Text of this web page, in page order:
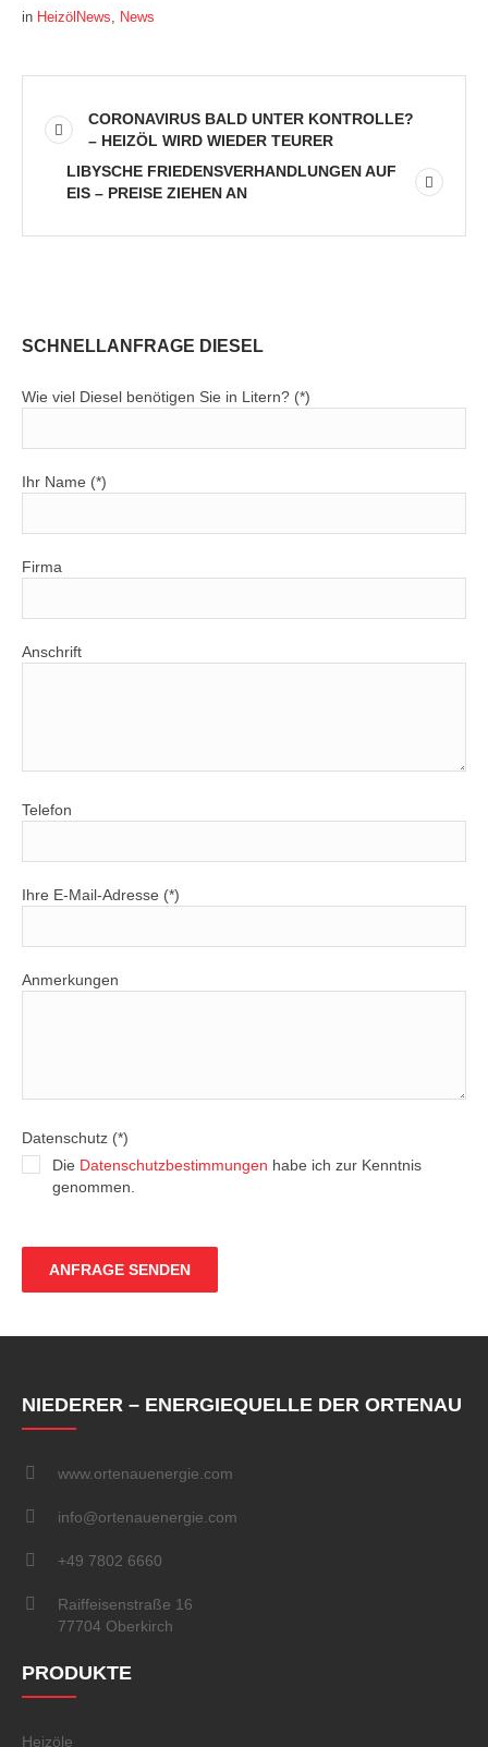
in HeizölNews, News
CORONAVIRUS BALD UNTER KONTROLLE?
– HEIZÖL WIRD WIEDER TEURER
LIBYSCHE FRIEDENSVERHANDLUNGEN AUF
EIS – PREISE ZIEHEN AN
SCHNELLANFRAGE DIESEL
Wie viel Diesel benötigen Sie in Litern? (*)
Ihr Name (*)
Firma
Anschrift
Telefon
Ihre E-Mail-Adresse (*)
Anmerkungen
Datenschutz (*)
Die Datenschutzbestimmungen habe ich zur Kenntnis
genommen.
NIEDERER – ENERGIEQUELLE DER ORTENAU
www.ortenauenergie.com
info@ortenauenergie.com
+49 7802 6660
Raiffeisenstraße 16
77704 Oberkirch
PRODUKTE
Heizöle